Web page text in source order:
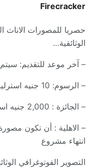
Firecracker
حصريا للمصورات الاناث
الوثائقية…
– آخر موعد للتقديم: سيتم
– الرسوم: 10 جنيه استرليني.
– الجائزة : 2,000 جنيه استرليني.
– الاهلية : أن تكون
انتهاء مشروع
التصوير الفوتوغرافي